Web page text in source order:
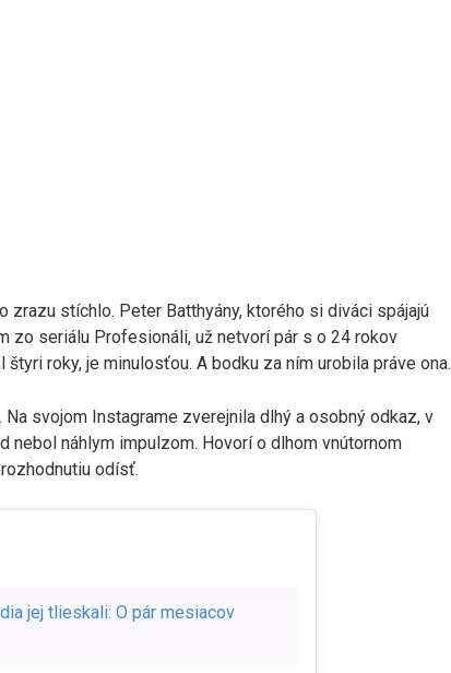
stíchlo. Peter Batthyány, ktorého si diváci spájajú
zo seriálu Profesionáli, už netvorí pár s o 24 rokov
roky, je minulosťou. A bodku za ním urobila práve ona.
svojom Instagrame zverejnila dlhý a osobný odkaz, v
nebol náhlym impulzom. Hovorí o dlhom vnútornom
odísť.
jej tlieskali: O pár mesiacov